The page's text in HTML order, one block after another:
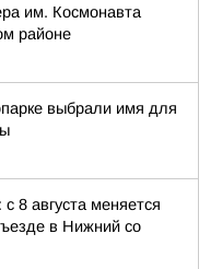
им. Космонавта
районе
выбрали имя для
8 августа меняется
в Нижний со